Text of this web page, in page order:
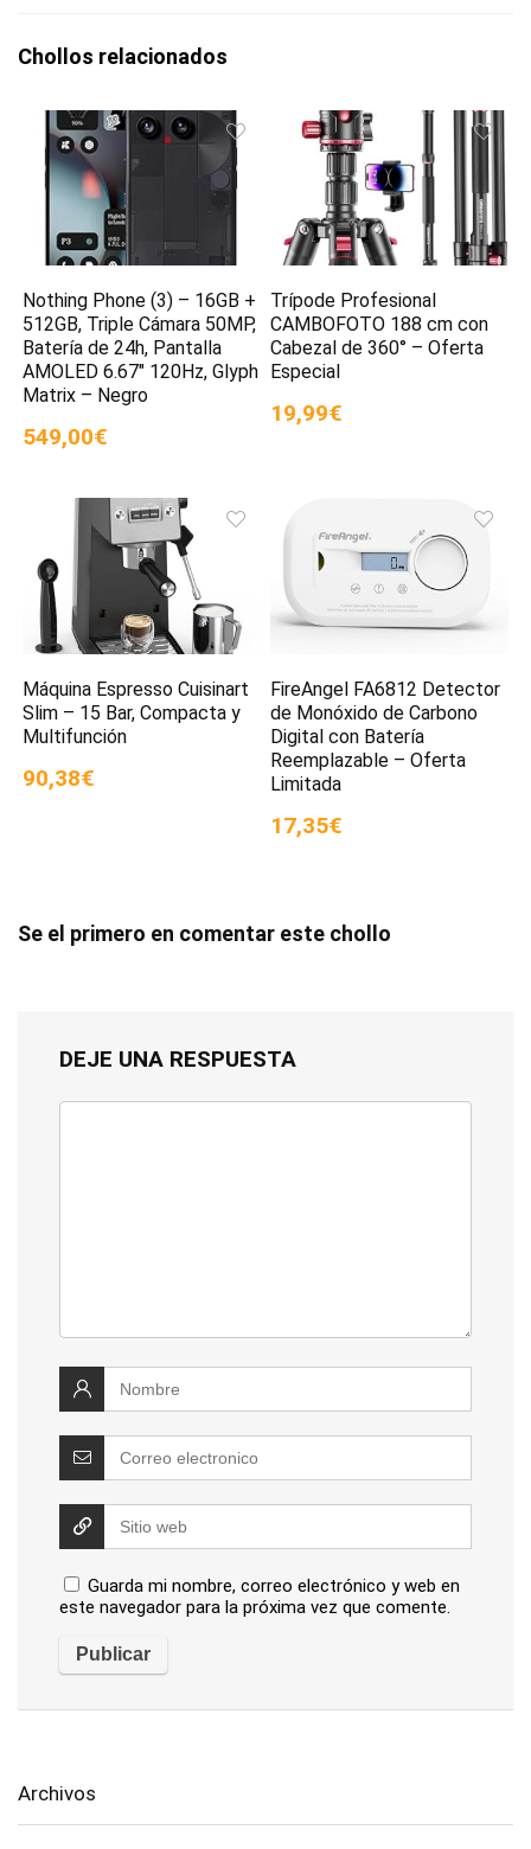
Chollos relacionados
Nothing Phone (3) – 16GB +
512GB, Triple Cámara 50MP,
Batería de 24h, Pantalla
AMOLED 6.67″ 120Hz, Glyph
Matrix – Negro
549,00€
Trípode Profesional
CAMBOFOTO 188 cm con
Cabezal de 360° – Oferta
Especial
19,99€
Máquina Espresso Cuisinart
Slim – 15 Bar, Compacta y
Multifunción
90,38€
FireAngel FA6812 Detector
de Monóxido de Carbono
Digital con Batería
Reemplazable – Oferta
Limitada
17,35€
Se el primero en comentar este chollo
DEJE UNA RESPUESTA
Guarda mi nombre, correo electrónico y web en
este navegador para la próxima vez que comente.
Archivos